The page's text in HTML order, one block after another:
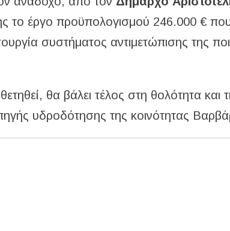
το έργο προϋπολογισμού 246.000 €
συστήματος αντιμετώπισης της
θα βάλει τέλος στη θολότητα και
υδροδότησης της κοινότητας